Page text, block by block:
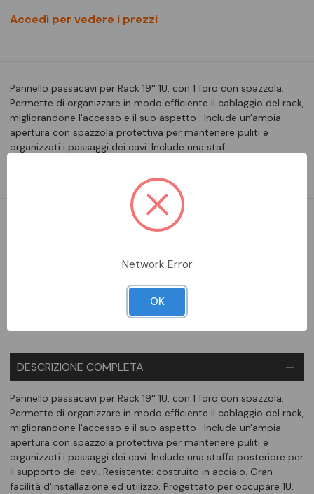
Accedi per vedere i prezzi
Pannello passacavi per Rack 19'' 1U, con 1 foro con spazzola.
Permette di organizzare in modo efficiente il cablaggio del rack,
migliorandone l'accesso e il suo aspetto . Include un'ampia
apertura con spazzola protettiva per mantenere puliti e
organizzati i passaggi dei cavi. Include una staf…
DESCRIZIONE COMPLETA
Pannello passacavi per Rack 19'' 1U, con 1 foro con spazzola.
Permette di organizzare in modo efficiente il cablaggio del rack,
migliorandone l'accesso e il suo aspetto . Include un'ampia
apertura con spazzola protettiva per mantenere puliti e
organizzati i passaggi dei cavi. Include una staffa posteriore per
il supporto dei cavi. Resistente: costruito in acciaio. Gran
facilità d'installazione ed utilizzo. Progettato per occupare 1U.
Network Error
OK